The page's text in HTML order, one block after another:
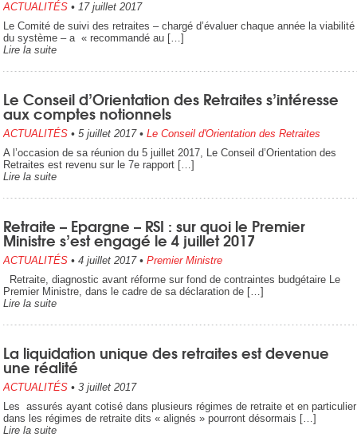
ACTUALITÉS • 17 juillet 2017
Le Comité de suivi des retraites – chargé d’évaluer chaque année la viabilité
du système – a « recommandé au […]
Lire la suite
Le Conseil d’Orientation des Retraites s’intéresse
aux comptes notionnels
ACTUALITÉS • 5 juillet 2017• Le Conseil d'Orientation des Retraites
A l’occasion de sa réunion du 5 juillet 2017, Le Conseil d’Orientation des
Retraites est revenu sur le 7e rapport […]
Lire la suite
Retraite – Epargne – RSI : sur quoi le Premier
Ministre s’est engagé le 4 juillet 2017
ACTUALITÉS • 4 juillet 2017• Premier Ministre
Retraite, diagnostic avant réforme sur fond de contraintes budgétaire Le
Premier Ministre, dans le cadre de sa déclaration de […]
Lire la suite
La liquidation unique des retraites est devenue
une réalité
ACTUALITÉS • 3 juillet 2017
Les assurés ayant cotisé dans plusieurs régimes de retraite et en particulier
dans les régimes de retraite dits « alignés » pourront désormais […]
Lire la suite